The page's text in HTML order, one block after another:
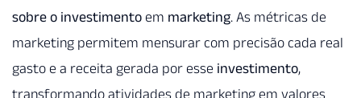
sobre o investimento em marketing. As métricas de
marketing permitem mensurar com precisão cada real
gasto e a receita gerada por esse investimento,
transformando atividades de marketing em valores